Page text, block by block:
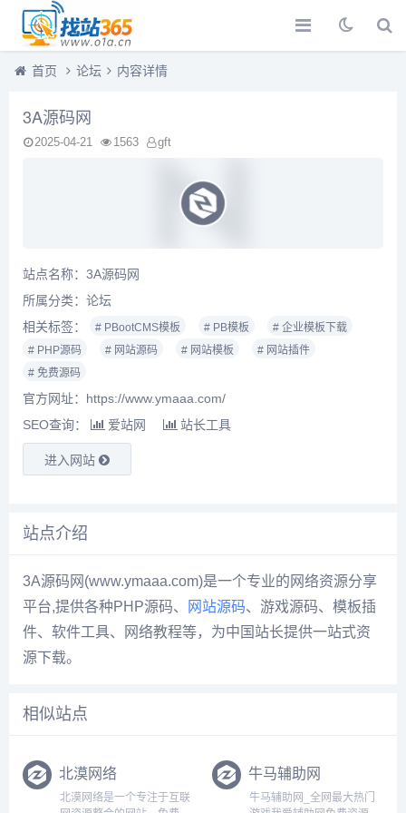
首页 论坛 内容详情
3A源码网
2025-04-21 1563 gft
站点名称：3A源码网
所属分类： 论坛
相关标签：
# PBootCMS模板 # PB模板
# 企业模板下载
# PHP源码
# 网站源码 # 网站模板
# 网站插件
# 免费源码
官方网址：https://www.ymaaa.com/
SEO查询：
爱站网 站长工具
进入网站
站点介绍
3A源码网(www.ymaaa.com)是一个专业的网络资源分享
平台,提供各种PHP源码、
网站源码、游戏源码、模板插
件、软件工具、网络教程等，为中国站长提供一站式资
源下载。
相似站点
北漠网络
北漠网络是一个专注于互联
牛马辅助网
牛马辅助网_全网最大热门